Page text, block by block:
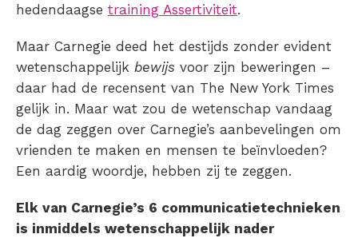
hedendaagse training Assertiviteit.
Maar Carnegie deed het destijds zonder evident
wetenschappelijk bewijs voor zijn beweringen –
daar had de recensent van The New York Times
gelijk in. Maar wat zou de wetenschap vandaag
de dag zeggen over Carnegie’s aanbevelingen om
vrienden te maken en mensen te beïnvloeden?
Een aardig woordje, hebben zij te zeggen.
Elk van Carnegie’s 6 communicatietechnieken
is inmiddels wetenschappelijk nader